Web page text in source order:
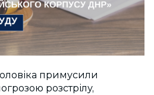
примусили
розстрілу,